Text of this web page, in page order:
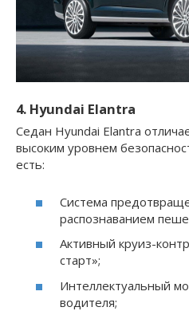
4. Hyundai Elantra
Седан Hyundai Elantra
высоким уровнем
есть:
Система
распознаванием
Активный круиз-
старт»;
Интеллектуальный
водителя;